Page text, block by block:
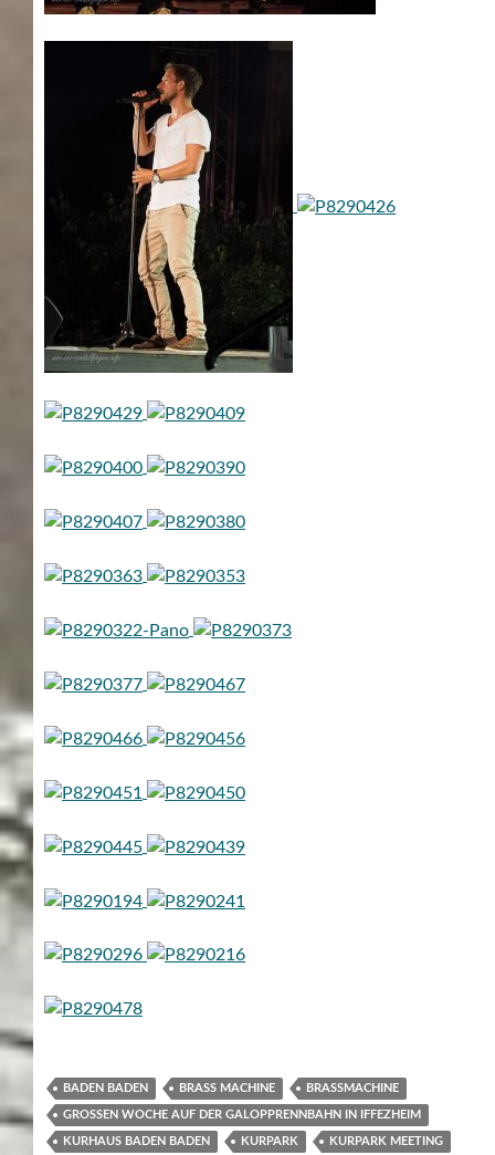
BADEN BADEN BRASS MACHINE BRASSMACHINE
GROSSEN WOCHE AUF DER GALOPPRENNBAHN IN IFFEZHEIM
KURHAUS BADEN BADEN KURPARK KURPARK MEETING